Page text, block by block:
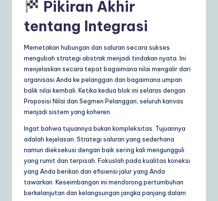
Pikiran Akhir
tentang Integrasi
Memetakan hubungan dan saluran secara sukses
mengubah strategi abstrak menjadi tindakan nyata. Ini
menjelaskan secara tepat bagaimana nilai mengalir dari
organisasi Anda ke pelanggan dan bagaimana umpan
balik nilai kembali. Ketika kedua blok ini selaras dengan
Proposisi Nilai dan Segmen Pelanggan, seluruh kanvas
menjadi sistem yang koheren.
Ingat bahwa tujuannya bukan kompleksitas. Tujuannya
adalah kejelasan. Strategi saluran yang sederhana
namun dieksekusi dengan baik sering kali mengungguli
yang rumit dan terpisah. Fokuslah pada kualitas koneksi
yang Anda berikan dan efisiensi jalur yang Anda
tawarkan. Keseimbangan ini mendorong pertumbuhan
berkelanjutan dan kelangsungan jangka panjang dalam